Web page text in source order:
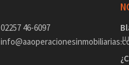
02257 46-6097